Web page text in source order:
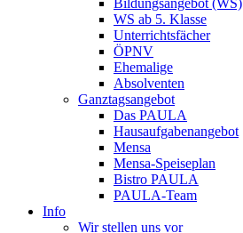
Bildungsangebot (WS)
WS ab 5. Klasse
Unterrichtsfächer
ÖPNV
Ehemalige
Absolventen
Ganztagsangebot
Das PAULA
Hausaufgabenangebot
Mensa
Mensa-Speiseplan
Bistro PAULA
PAULA-Team
Info
Wir stellen uns vor